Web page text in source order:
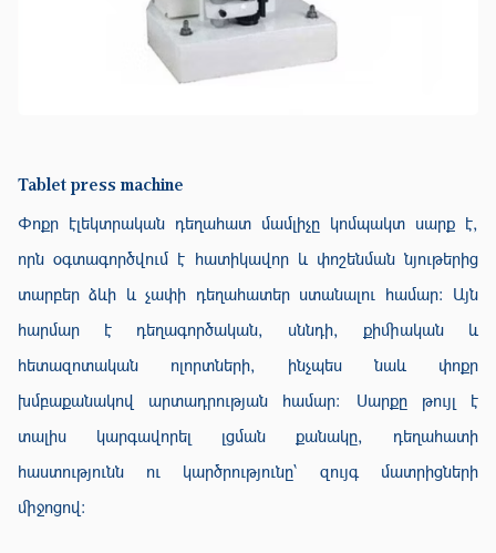
Tablet press machine
Փոքր էլեկտրական դեղահատ մամլիչը կոմպակտ սարք է,
որն օգտագործվում է հատիկավոր և փոշենման նյութերից
տարբեր ձևի և չափի դեղահատեր ստանալու համար։ Այն
հարմար է դեղագործական, սննդի, քիմիական և
հետազոտական ոլորտների, ինչպես նաև փոքր
խմբաքանակով արտադրության համար։ Սարքը թույլ է
տալիս կարգավորել լցման քանակը, դեղահատի
հաստությունն ու կարծրությունը՝ զույգ մատրիցների
միջոցով։